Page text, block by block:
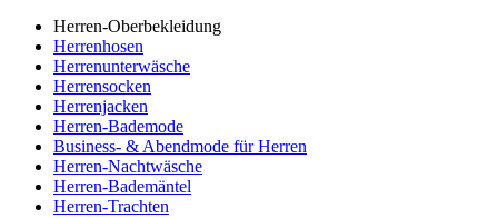
Herren-Oberbekleidung
Herrenhosen
Herrenunterwäsche
Herrensocken
Herrenjacken
Herren-Bademode
Business- & Abendmode für Herren
Herren-Nachtwäsche
Herren-Bademäntel
Herren-Trachten